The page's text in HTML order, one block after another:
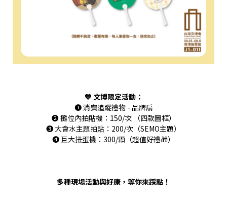
💙 文博限定活動：
❶ 消費追蹤禮物 - 品牌扇
❷ 攤位內拍貼機：150/次 （四款圖框）
❸ 大會水主題拍貼：200/次（SEMO主題）
❹ 巨大扭蛋機：300/顆（超值好禮🎁）
多種現場活動與好康，等你來踩點！